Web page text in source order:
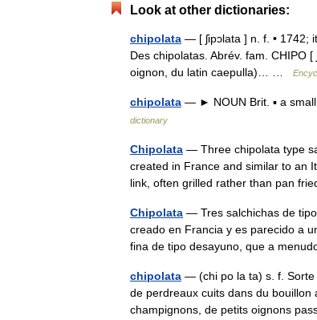
Look at other dictionaries:
chipolata — [ ʃipɔlata ] n. f. • 1742;
Des chipolatas. Abrév. fam. CHIPO
oignon, du latin caepulla)… …
chipolata — ► NOUN Brit. ▪ a
dictionary
Chipolata — Three chipolata type
created in France and similar to an
link, often grilled rather than pan
Chipolata — Tres salchichas de
creado en Francia y es parecido a
fina de tipo desayuno, que a
chipolata — (chi po la ta) s. f.
de perdreaux cuits dans du
champignons, de petits oignons